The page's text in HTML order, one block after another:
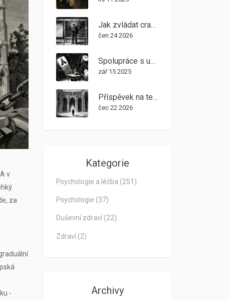
v
za
-
Jak zvládat craving v terénu: Krizové karty a coping plány
čen 24 2026
Spolupráce s učiteli v dětské terapii: Jak sjednotit postupy ve škole
zář 15 2025
Příspěvek na terapii: Kde žádat o stipendium a jak získat plnou úhradu v roce 2026
čec 22 2026
Kategorie
Psychologie a léčba (251)
Psychologie (37)
Duševní zdraví (22)
Zdraví (2)
Archivy